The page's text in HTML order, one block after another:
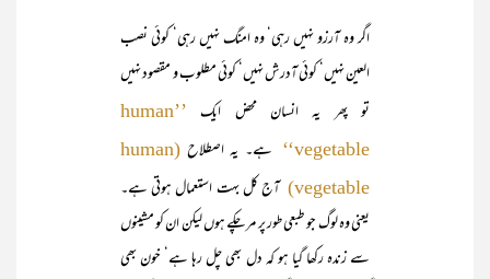
اگر وہ آرزو نہیں رہی‘ وہ امنگ نہیں رہی‘ کوئی نصب
العین نہیں‘ کوئی آدرش نہیں‘ کوئی مطلوب و مقصود نہیں
تو پھر یہ انسان محض ایک
’’human
vegetable‘‘
ہے۔ یہ اصطلاح (human
vegetable)
آج کل بہت استعمال ہوتی ہے۔
یعنی وہ لوگ جو طبعی طور پر مر چکے ہوں لیکن ان کو مشینوں
سے زندہ رکھا گیا ہو کہ دل بھی چل رہا ہے‘ خون بھی